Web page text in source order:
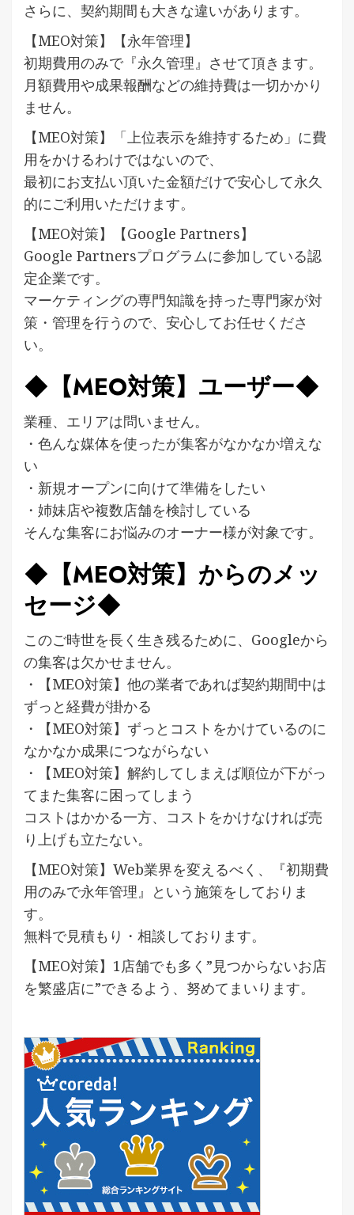
さらに、契約期間も大きな違いがあります。
【MEO対策】【永年管理】
初期費用のみで『永久管理』させて頂きます。
月額費用や成果報酬などの維持費は一切かかり
ません。
【MEO対策】「上位表示を維持するため」に費
用をかけるわけではないので、
最初にお支払い頂いた金額だけで安心して永久
的にご利用いただけます。
【MEO対策】【Google Partners】
Google Partnersプログラムに参加している認
定企業です。
マーケティングの専門知識を持った専門家が対
策・管理を行うので、安心してお任せくださ
い。
◆【MEO対策】ユーザー◆
業種、エリアは問いません。
・色んな媒体を使ったが集客がなかなか増えな
い
・新規オープンに向けて準備をしたい
・姉妹店や複数店舗を検討している
そんな集客にお悩みのオーナー様が対象です。
◆【MEO対策】からのメッ
セージ◆
このご時世を長く生き残るために、Googleから
の集客は欠かせません。
・【MEO対策】他の業者であれば契約期間中は
ずっと経費が掛かる
・【MEO対策】ずっとコストをかけているのに
なかなか成果につながらない
・【MEO対策】解約してしまえば順位が下がっ
てまた集客に困ってしまう
コストはかかる一方、コストをかけなければ売
り上げも立たない。
【MEO対策】Web業界を変えるべく、『初期費
用のみで永年管理』という施策をしておりま
す。
無料で見積もり・相談しております。
【MEO対策】1店舗でも多く”見つからないお店
を繁盛店に”できるよう、努めてまいります。